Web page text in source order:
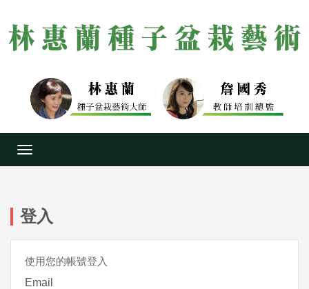
Toggle
navigation
登入
使用您的帳號登入
Email